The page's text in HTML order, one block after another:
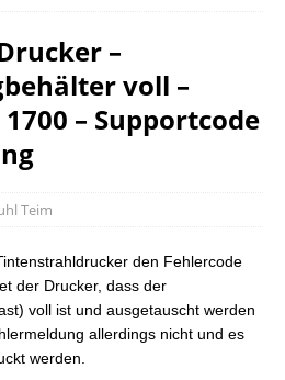
–
voll –
– Supportcode
Teim
den Fehlercode
der Drucker, dass der
voll ist und ausgetauscht werden
allerdings nicht und es
werden.